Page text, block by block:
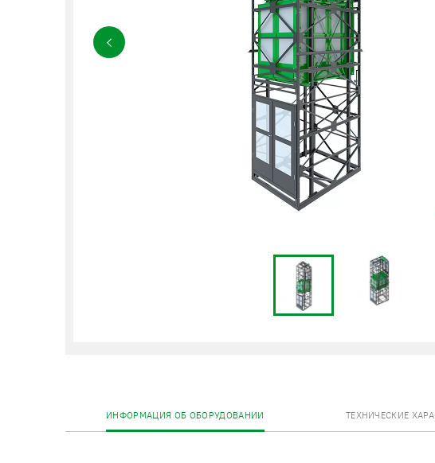
ИНФОРМАЦИЯ ОБ ОБОРУДОВАНИИ ТЕХНИЧЕСКИЕ